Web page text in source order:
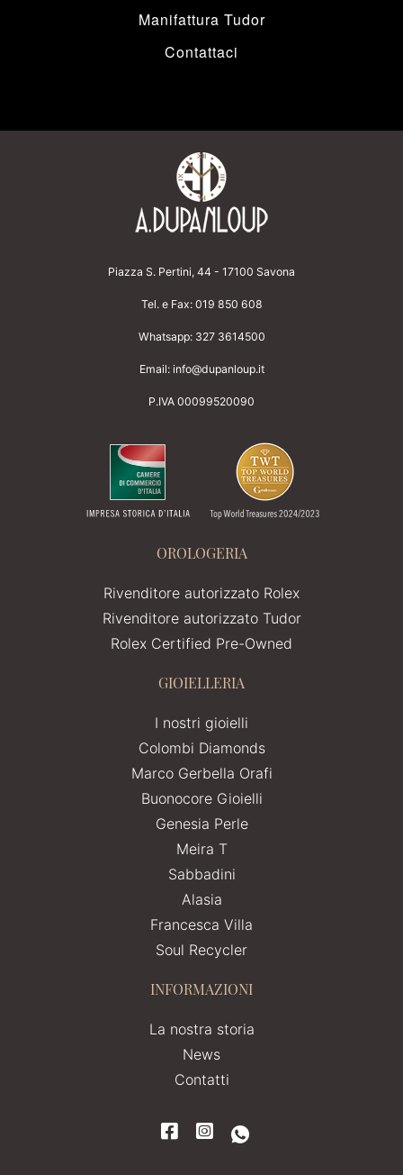
Manifattura Tudor
Contattaci
Piazza S. Pertini, 44 - 17100 Savona
Tel. e Fax: 019 850 608
Whatsapp: 327 3614500
Email: info@dupanloup.it
P.IVA 00099520090
OROLOGERIA
Rivenditore autorizzato Rolex
Rivenditore autorizzato Tudor
Rolex Certified Pre-Owned
GIOIELLERIA
I nostri gioielli
Colombi Diamonds
Marco Gerbella Orafi
Buonocore Gioielli
Genesia Perle
Meira T
Sabbadini
Alasia
Francesca Villa
Soul Recycler
INFORMAZIONI
La nostra storia
News
Contatti